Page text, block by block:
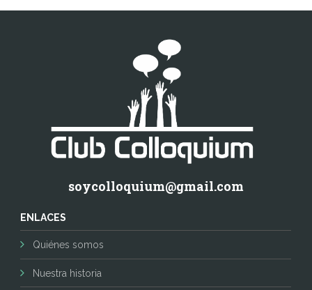
soycolloquium@gmail.com
ENLACES
Quiénes somos
Nuestra historia